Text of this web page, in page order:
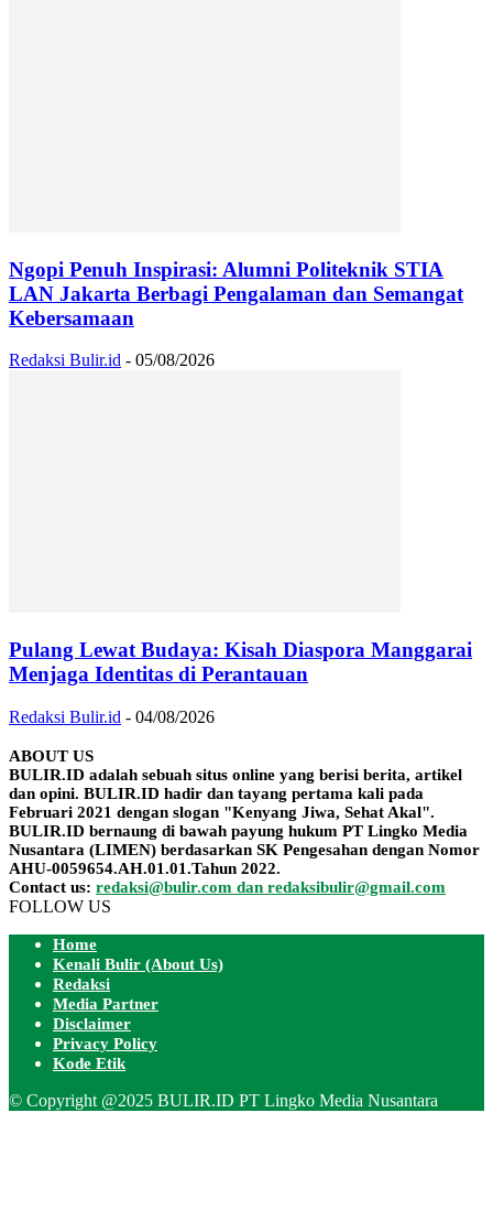
Ngopi Penuh Inspirasi: Alumni Politeknik STIA
LAN Jakarta Berbagi Pengalaman dan Semangat
Kebersamaan
Redaksi Bulir.id - 05/08/2026
Pulang Lewat Budaya: Kisah Diaspora Manggarai
Menjaga Identitas di Perantauan
Redaksi Bulir.id - 04/08/2026
ABOUT US
BULIR.ID adalah sebuah situs online yang berisi berita, artikel
dan opini. BULIR.ID hadir dan tayang pertama kali pada
Februari 2021 dengan slogan "Kenyang Jiwa, Sehat Akal".
BULIR.ID bernaung di bawah payung hukum PT Lingko Media
Nusantara (LIMEN) berdasarkan SK Pengesahan dengan Nomor
AHU-0059654.AH.01.01.Tahun 2022.
Contact us: redaksi@bulir.com dan redaksibulir@gmail.com
FOLLOW US
Home
Kenali Bulir (About Us)
Redaksi
Media Partner
Disclaimer
Privacy Policy
Kode Etik
© Copyright @2025 BULIR.ID PT Lingko Media Nusantara